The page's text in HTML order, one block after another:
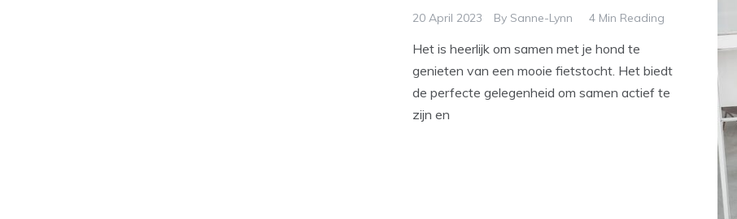
20 April 2023 By Sanne-Lynn 4 Min Reading
Het is heerlijk om samen met je hond te
genieten van een mooie fietstocht. Het biedt
de perfecte gelegenheid om samen actief te
zijn en